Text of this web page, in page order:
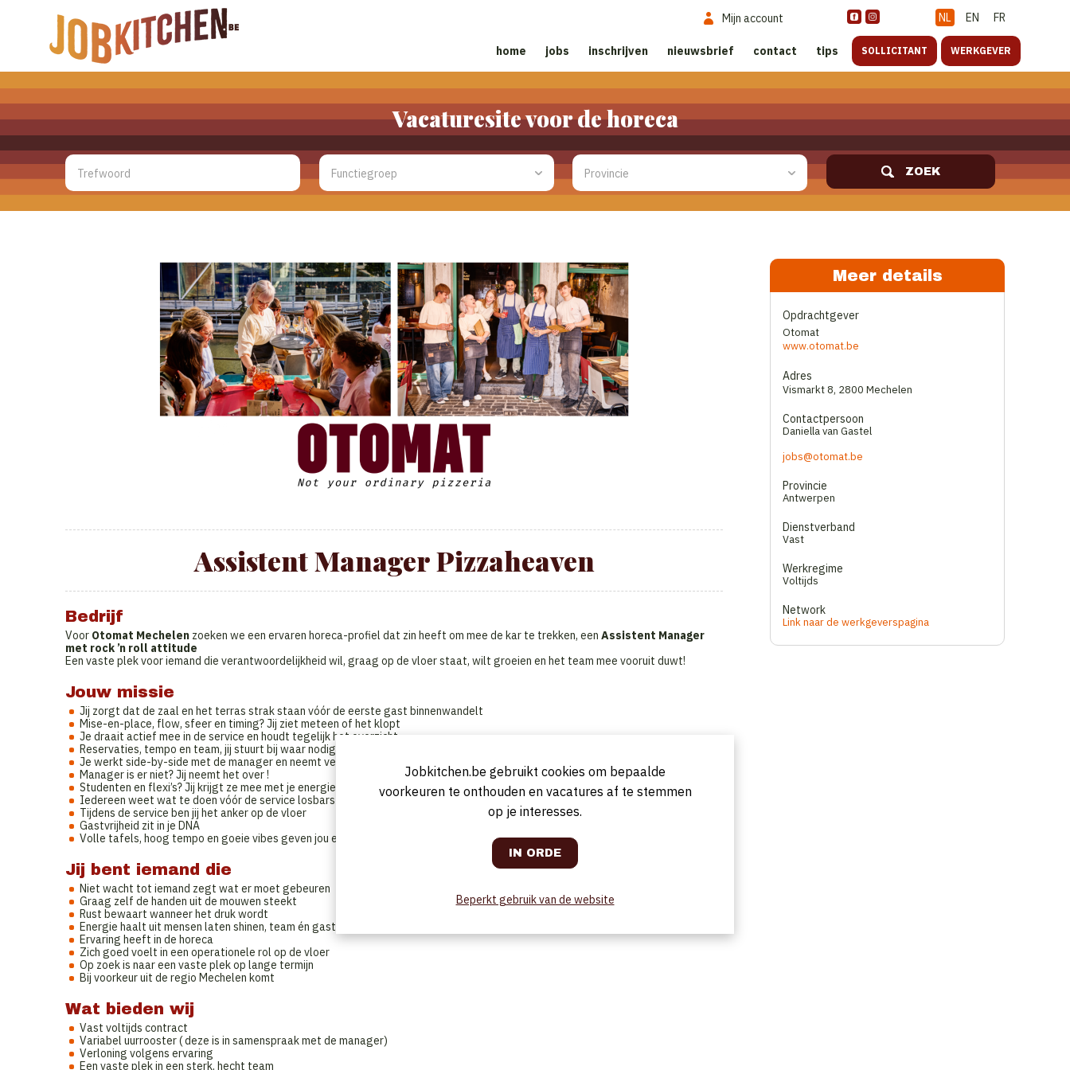
NL EN FR
Mijn account
home jobs inschrijven nieuwsbrief contact tips SOLLICITANT WERKGEVER
Vacaturesite voor de horeca
ZOEK
Assistent Manager Pizzaheaven
Bedrijf
Voor Otomat Mechelen zoeken we een ervaren horeca-profiel dat zin heeft om mee de kar te trekken, een Assistent Manager
met rock ’n roll attitude
Een vaste plek voor iemand die verantwoordelijkheid wil, graag op de vloer staat, wilt groeien en het team mee vooruit duwt!
Jouw missie
Jij zorgt dat de zaal en het terras strak staan vóór de eerste gast binnenwandelt
Mise-en-place, flow, sfeer en timing? Jij ziet meteen of het klopt
Je draait actief mee in de service en houdt tegelijk het overzicht
Reservaties, tempo en team, jij stuurt bij waar nodig
Je werkt side-by-side met de manager en neemt verantwoordelijkheid
Manager is er niet? Jij neemt het over !
Studenten en flexi’s? Jij krijgt ze mee met je energie en ervaring
Iedereen weet wat te doen vóór de service losbarst
Tijdens de service ben jij het anker op de vloer
Gastvrijheid zit in je DNA
Volle tafels, hoog tempo en goeie vibes geven jou energie
Jij bent iemand die
Niet wacht tot iemand zegt wat er moet gebeuren
Graag zelf de handen uit de mouwen steekt
Rust bewaart wanneer het druk wordt
Energie haalt uit mensen laten shinen, team én gasten
Ervaring heeft in de horeca
Zich goed voelt in een operationele rol op de vloer
Op zoek is naar een vaste plek op lange termijn
Bij voorkeur uit de regio Mechelen komt
Wat bieden wij
Vast voltijds contract
Variabel uurrooster ( deze is in samenspraak met de manager)
Verloning volgens ervaring
Een vaste plek in een sterk, hecht team
Meer details
Opdrachtgever
Otomat
www.otomat.be
Adres
Vismarkt 8, 2800 Mechelen
Contactpersoon
Daniella van Gastel
jobs@otomat.be
Provincie
Antwerpen
Dienstverband
Vast
Werkregime
Voltijds
Network
Link naar de werkgeverspagina
Jobkitchen.be gebruikt cookies om bepaalde
voorkeuren te onthouden en vacatures af te stemmen
op je interesses.
Beperkt gebruik van de website